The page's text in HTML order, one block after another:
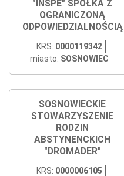
"INSPE" SPÓŁKA Z
OGRANICZONĄ
ODPOWIEDZIALNOŚCIĄ
KRS: 0000119342
miasto: SOSNOWIEC
SOSNOWIECKIE
STOWARZYSZENIE
RODZIN
ABSTYNENCKICH
"DROMADER"
KRS: 0000006105